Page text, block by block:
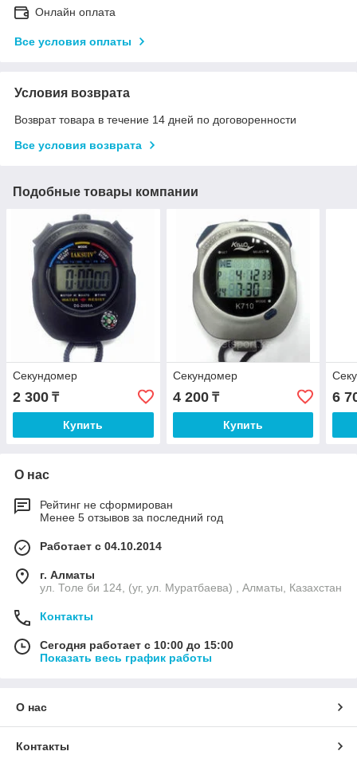
Онлайн оплата
Все условия оплаты
Условия возврата
Возврат товара в течение 14 дней по договоренности
Все условия возврата
Подобные товары компании
Секундомер
2 300 ₸
Купить
Секундомер
4 200₸
Купить
6
О нас
Рейтинг не сформирован
Менее 5 отзывов за последний год
Работает с 04.10.2014
г. Алматы
ул. Толе би 124, (уг, ул. Муратбаева) , Алматы, Казахстан
Контакты
Сегодня работает с 10:00 до 15:00
Показать весь график работы
О нас
Контакты